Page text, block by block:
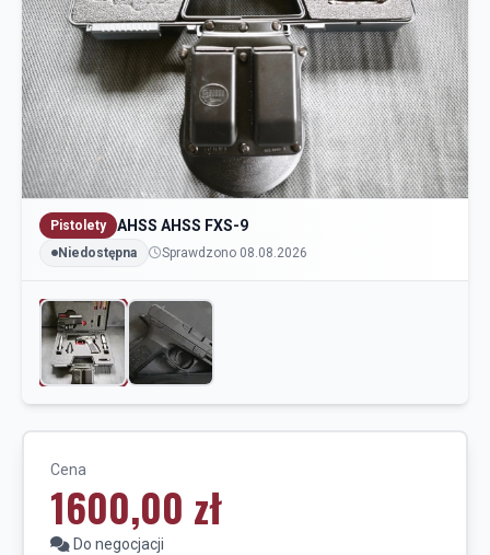
Pistolety AHSS AHSS FXS-9
Niedostępna Sprawdzono 08.08.2026
Cena
1600,00 zł
Do negocjacji